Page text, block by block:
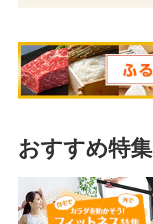
おすすめ特集